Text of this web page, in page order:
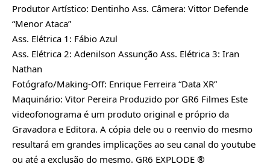
Produtor Artístico: Dentinho Ass. Câmera: Vittor Defende
“Menor Ataca”
Ass. Elétrica 1: Fábio Azul
Ass. Elétrica 2: Adenilson Assunção Ass. Elétrica 3: Iran
Nathan
Fotógrafo/Making-Off: Enrique Ferreira “Data XR”
Maquinário: Vitor Pereira Produzido por GR6 Filmes Este
videofonograma é um produto original e próprio da
Gravadora e Editora. A cópia dele ou o reenvio do mesmo
resultará em grandes implicações ao seu canal do youtube
ou até a exclusão do mesmo. GR6 EXPLODE ®